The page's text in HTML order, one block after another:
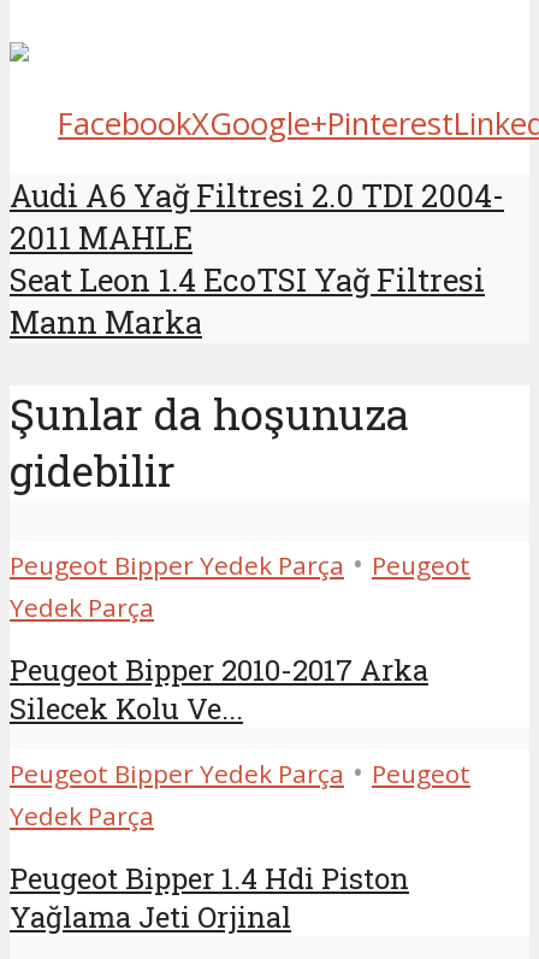
FacebookXGoogle+Pinterest
Audi A6 Yağ Filtresi 2.0 TDI 2004-
2011 MAHLE
Seat Leon 1.4 EcoTSI Yağ Filtresi
Mann Marka
Şunlar da hoşunuza
gidebilir
Peugeot Bipper Yedek Parça • Peugeot
Yedek Parça
Peugeot Bipper 2010-2017 Arka
Silecek Kolu Ve...
Peugeot Bipper Yedek Parça • Peugeot
Yedek Parça
Peugeot Bipper 1.4 Hdi Piston
Yağlama Jeti Orjinal